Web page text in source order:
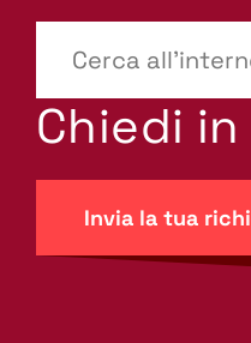
site-
search.label???
Chiedi
Invia la tua